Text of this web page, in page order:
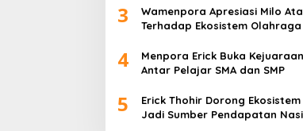
3
Wamenpora Apresiasi Milo
Terhadap Ekosistem Olahraga
4
Menpora Erick Buka
Antar Pelajar SMA dan SMP
5
Erick Thohir Dorong
Jadi Sumber Pendapatan